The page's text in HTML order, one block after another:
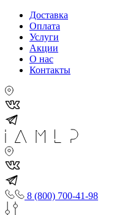
Доставка
Оплата
Услуги
Акции
О нас
Контакты
8 (800) 700-41-98